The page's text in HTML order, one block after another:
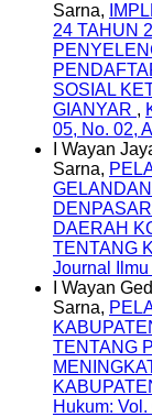
Sarna,
24 TAHUN
SOSIAL
GIANYAR ,
05, No. 02,
I Wayan
Sarna,
DAERAH
TENTANG
Journal
I Wayan
Sarna,
TENTANG
Hukum: